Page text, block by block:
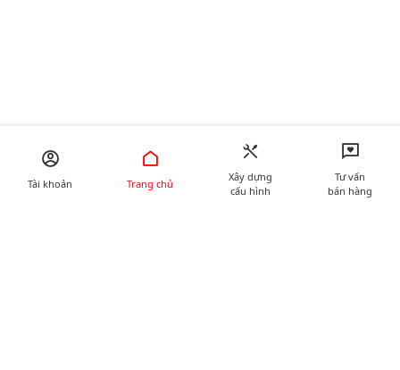
Tài khoản Trang chủ
Xây dựng
cấu hình
Tư vấn
bán hàng